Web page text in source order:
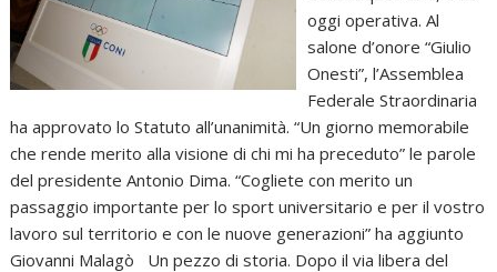
oggi operativa. Al
salone d’onore “Giulio
Onesti”, l’Assemblea
Federale Straordinaria
ha approvato lo Statuto all’unanimità. “Un giorno memorabile
che rende merito alla visione di chi mi ha preceduto” le parole
del presidente Antonio Dima. “Cogliete con merito un
passaggio importante per lo sport universitario e per il vostro
lavoro sul territorio e con le nuove generazioni” ha aggiunto
Giovanni Malagò Un pezzo di storia. Dopo il via libera del